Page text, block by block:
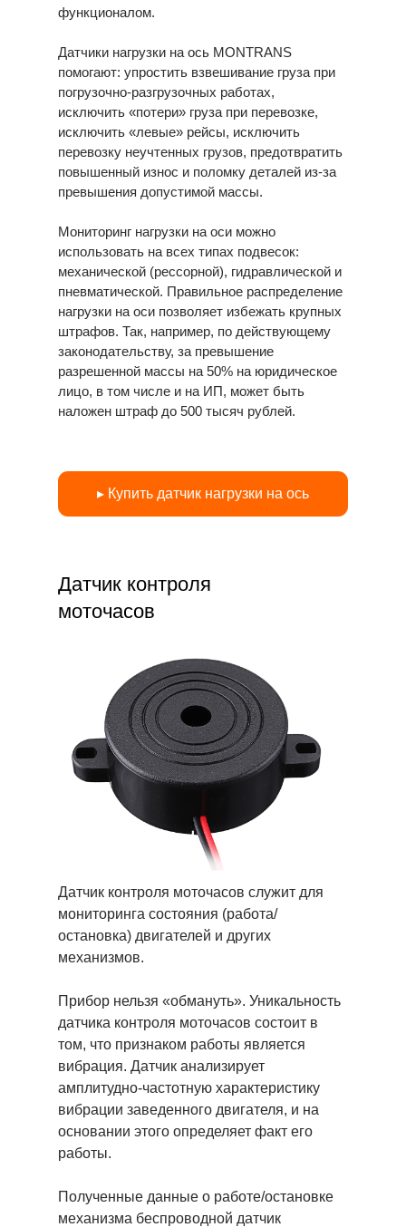
функционалом.
Датчики нагрузки на ось MONTRANS
помогают: упростить взвешивание груза при
погрузочно-разгрузочных работах,
исключить «потери» груза при перевозке,
исключить «левые» рейсы, исключить
перевозку неучтенных грузов, предотвратить
повышенный износ и поломку деталей из-за
превышения допустимой массы.
Мониторинг нагрузки на оси можно
использовать на всех типах подвесок:
механической (рессорной), гидравлической и
пневматической. Правильное распределение
нагрузки на оси позволяет избежать крупных
штрафов. Так, например, по действующему
законодательству, за превышение
разрешенной массы на 50% на юридическое
лицо, в том числе и на ИП, может быть
наложен штраф до 500 тысяч рублей.
▸ Купить датчик нагрузки на ось
Датчик контроля моточасов служит для
мониторинга состояния (работа/
остановка) двигателей и других
механизмов.
Прибор нельзя «обмануть». Уникальность
датчика контроля моточасов состоит в
том, что признаком работы является
вибрация. Датчик анализирует
амплитудно-частотную характеристику
вибрации заведенного двигателя, и на
основании этого определяет факт его
работы.
Полученные данные о работе/остановке
механизма беспроводной датчик
Датчик контроля
моточасов